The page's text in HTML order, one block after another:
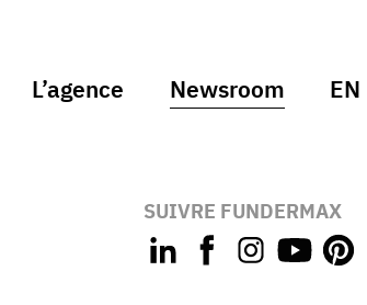
L’agence Newsroom EN
SUIVRE FUNDERMAX